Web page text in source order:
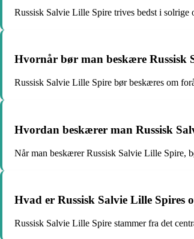
Russisk Salvie Lille Spire trives bedst i
Hvornår bør man beskære Russisk
Russisk Salvie Lille Spire bør beskæres om
Hvordan beskærer man Russisk
Når man beskærer Russisk Salvie Lille Spire,
Hvad er Russisk Salvie Lille Spires
Russisk Salvie Lille Spire stammer fra det